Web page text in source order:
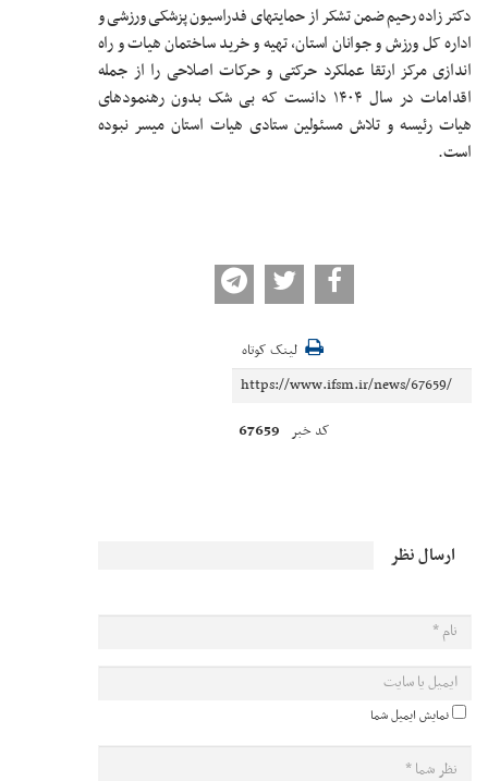
دکتر زاده رحیم ضمن تشکر از حمایتهای فدراسیون پزشکی ورزشی و
اداره کل ورزش و جوانان استان، تهیه و خرید ساختمان هیات و راه
اندازی مرکز ارتقا عملکرد حرکتی و حرکات اصلاحی را از جمله
اقدامات در سال ۱۴۰۴ دانست که بی شک بدون رهنمودهای
هیات رئیسه و تلاش مسئولین ستادی هیات استان میسر نبوده
است.
لینک کوتاه
کد خبر 67659
ارسال نظر
نمایش ایمیل شما